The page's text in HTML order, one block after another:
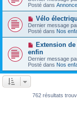
a
g
e
m
e
s
s
a
g
e
u
v
e
u
m
e
s
a
g
e
Posté dans
N
o
u
v
e
a
u
m
e
s
e
Vélo
Dernier message
Posté dans Nos
N
o
u
v
e
a
s
Extension
enfin
Dernier message
Posté dans Nos
762 résultats